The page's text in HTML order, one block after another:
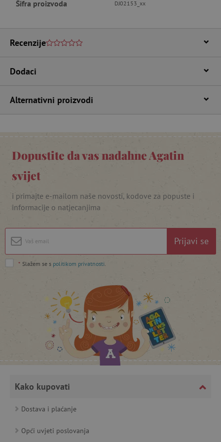
Šifra proizvoda DJ02153_xx
Recenzije
Dodaci
Alternativni proizvodi
Dopustite da vas nadahne Agatin
svijet
i primajte e-mailom naše novosti, kodove za popuste i
informacije o natjecanjima
Prijavi se
* Slažem se s politikom privatnosti
Kako kupovati
Dostava i plaćanje
Opći uvjeti poslovanja
Nužno potrebni kolačići omogućavaju osnovnu
potrebnih kolačića.
Ime
/
www.agatinsvijet.hr
_lb_ccc